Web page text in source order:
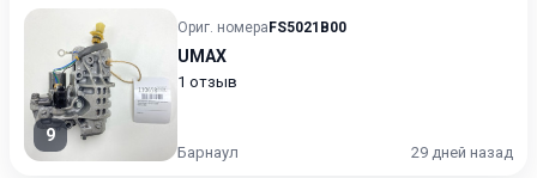
9
Ориг. номера FS5021B00
UMAX
1 отзыв
Барнаул 29 дней назад